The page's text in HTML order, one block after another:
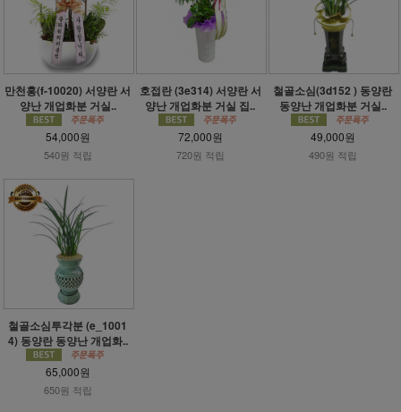
만천홍(f-10020) 서양란 서
양난 개업화분 거실..
54,000원
540원 적립
호접란 (3e314) 서양란 서
양난 개업화분 거실 집..
72,000원
720원 적립
철골소심(3d152 ) 동양란
동양난 개업화분 거실..
49,000원
490원 적립
철골소심투각분 (e_1001
4) 동양란 동양난 개업화..
65,000원
650원 적립